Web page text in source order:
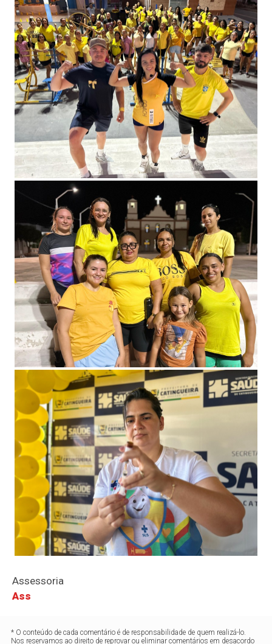
Assessoria
Ass
* O conteúdo de cada comentário é de responsabilidade de quem realizá-lo.
Nos reservamos ao direito de reprovar ou eliminar comentários em desacordo